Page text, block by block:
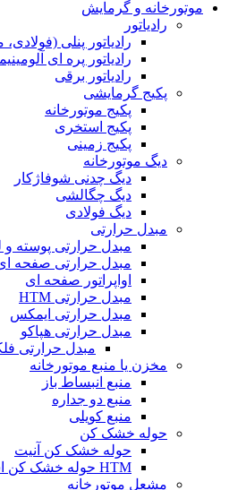
موتورخانه و گرمایش
رادیاتور
رادیاتور پنلی
رادیاتور پره ای
رادیاتور برقی
پکیج گرمایشی
پکیج موتورخانه
پکیج استخری
پکیج زمینی
دیگ موتورخانه
دیگ چدنی شوفاژکار
دیگ چگالشی
دیگ فولادی
مبدل حرارتی
مبدل حرارتی پوسته و
مبدل حرارتی صفحه
اواپراتور صفحه ای
مبدل حرارتی HTM
مبدل حرارتی ایمکس
مبدل حرارتی هپاکو
مبدل حرارتی
مخزن یا منبع موتورخانه
منبع انبساط باز
منبع دو جداره
منبع کویلی
حوله خشک کن
حوله خشک کن آنیت
HTM حوله خشک کن استیل
مشعل موتورخانه